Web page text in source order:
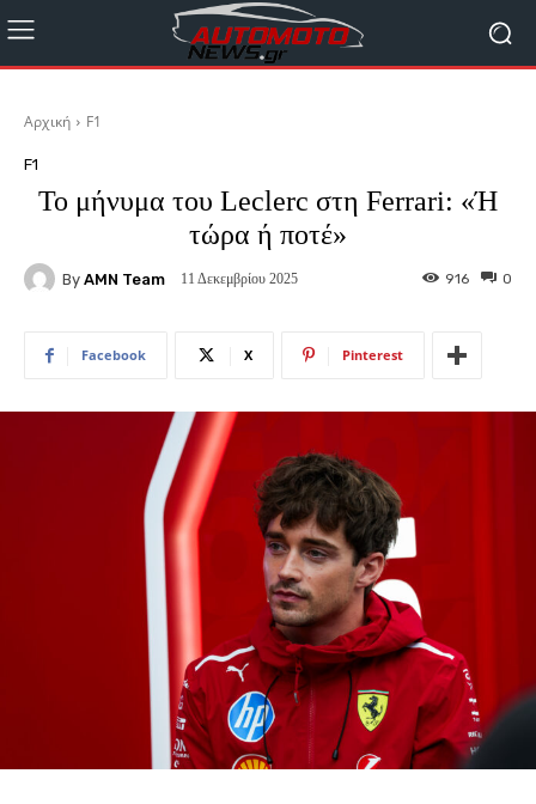
Αρχική F1
F1
To μήνυμα του Leclerc στη Ferrari: «Ή
τώρα ή ποτέ»
By AMN Team 11 Δεκεμβρίου 2025 0
916
Facebook X Pinterest